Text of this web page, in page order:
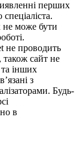
перших
не може бути
не проводить
також сайт не
інших
з
Будь-
в